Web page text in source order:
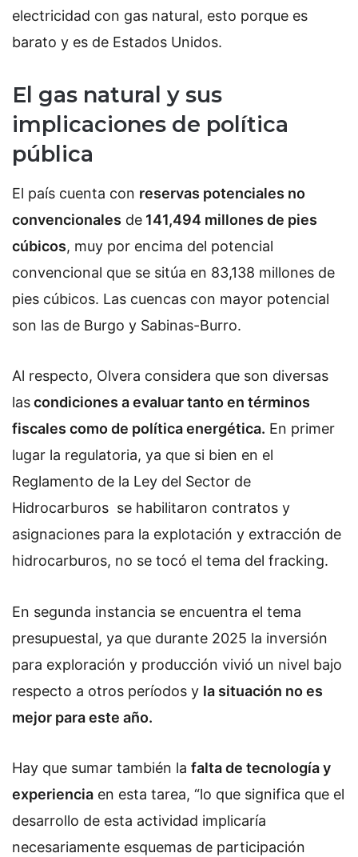
El gas natural y sus
implicaciones de política
pública
El país cuenta con reservas potenciales no
convencionales de 141,494 millones de pies
cúbicos, muy por encima del potencial
convencional que se sitúa en 83,138 millones de
pies cúbicos. Las cuencas con mayor potencial
son las de Burgo y Sabinas-Burro.
Al respecto, Olvera considera que son diversas
lascondiciones a evaluartanto en términos
fiscales como de política energética. En primer
lugar la regulatoria, ya que si bien en el
Reglamento de la Ley del Sector de
Hidrocarburos se habilitaron contratos y
asignaciones para la explotación y extracción de
hidrocarburos, no se tocó el tema del fracking.
En segunda instancia se encuentra el tema
presupuestal, ya que durante 2025 la inversión
para exploración y producción vivió un nivel bajo
respecto a otros períodos y la situación no es
mejor para este año.
Hay que sumar también la falta de tecnología y
experiencia en esta tarea, “lo que significa que el
desarrollo de esta actividad implicaría
necesariamente esquemas de participación